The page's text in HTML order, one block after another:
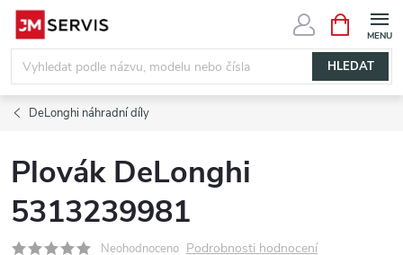
Přejít
obsah
HLEDAT
NÁKUPNÍ
KOŠÍK
DeLonghi náhradní díly
Plovák DeLonghi
5313239981
Neohodnoceno Podrobnosti hodnocení